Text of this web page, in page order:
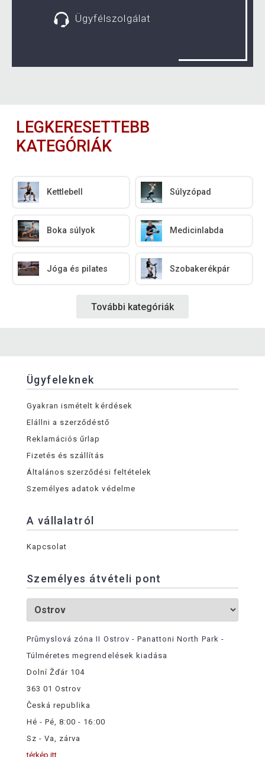
Ügyfélszolgálat
LEGKERESETTEBB
KATEGÓRIÁK
Kettlebell Súlyzópad
Boka súlyok Medicinlabda
Jóga és pilates Szobakerékpár
További kategóriák
Ügyfeleknek
Gyakran ismételt kérdések
Elállni a szerződéstő
Reklamációs űrlap
Fizetés és szállítás
Általános szerződési feltételek
Személyes adatok védelme
A vállalatról
Kapcsolat
Személyes átvételi pont
Průmyslová zóna II Ostrov - Panattoni North Park -
Túlméretes megrendelések kiadása
Dolní Žďár 104
363 01 Ostrov
Česká republika
Hé - Pé, 8:00 - 16:00
Sz - Va, zárva
térkép itt